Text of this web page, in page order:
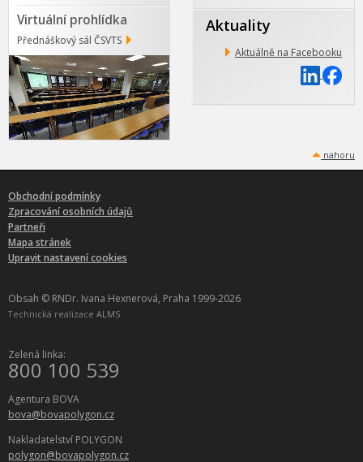
Virtuální prohlídka
Přednáškový sál ČSVTS
Aktuality
Aktuálně na Facebooku
nahoru
Obchodní podmínky
Zpracování osobních údajů
Partneři
Mapa stránek
Upravit nastavení cookies
Obsah © RNDr. Ivana Hexnerová, Praha 1999-2026
Technická realizace ALMS
Zelená linka:
800 100 539
Agentura BOVA
bova@bovapolygon.cz
Nakladatelství POLYGON
polygon@bovapolygon.cz